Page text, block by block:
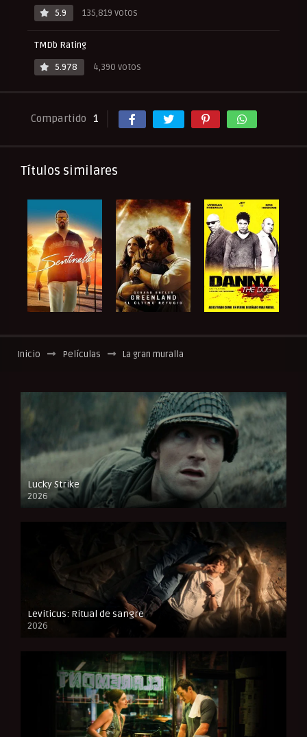
5.9 135,819 votos
TMDb Rating
5.978
4,390 votos
Compartido 1
Títulos similares
Inicio Películas La gran muralla
Lucky Strike
2026
FULL HD
Leviticus: Ritual de sangre
2026
FULL HD